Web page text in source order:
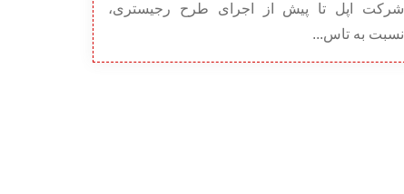
شرکت اپل تا پیش از اجرای طرح رجیستری،
نسبت به تاس...